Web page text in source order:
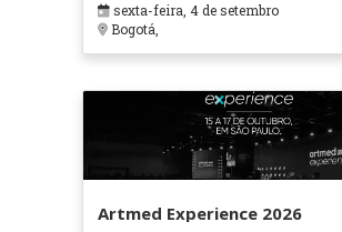
sexta-feira, 4 de setembro
Bogotá,
Artmed Experience 2026